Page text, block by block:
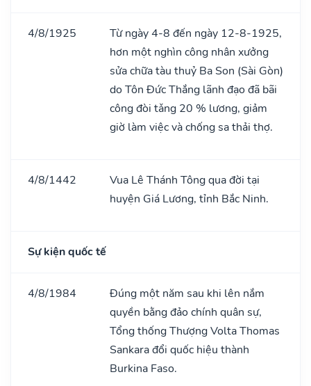
4/8/1925
Từ ngày 4-8 đến ngày 12-8-1925,
hơn một nghìn công nhân xưởng
sửa chữa tàu thuỷ Ba Son (Sài Gòn)
do Tôn Đức Thắng lãnh đạo đã bãi
công đòi tǎng 20 % lương, giảm
giờ làm việc và chống sa thải thợ.
4/8/1442
Vua Lê Thánh Tông qua đời tại
huyện Giá Lương, tỉnh Bắc Ninh.
Sự kiện quốc tế
4/8/1984
Đúng một năm sau khi lên nắm
quyền bằng đảo chính quân sự,
Tổng thống Thượng Volta Thomas
Sankara đổi quốc hiệu thành
Burkina Faso.